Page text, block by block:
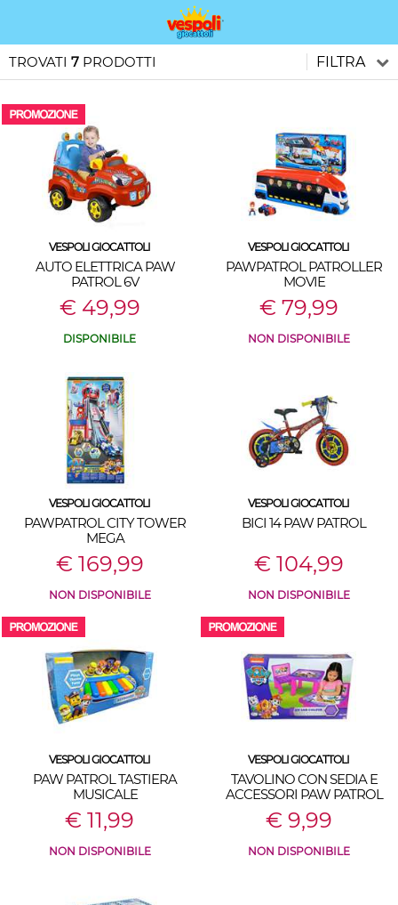
TROVATI 7 PRODOTTI FILTRA
VESPOLI GIOCATTOLI
AUTO ELETTRICA PAW
PATROL 6V
€ 49,99
DISPONIBILE
VESPOLI GIOCATTOLI
PAWPATROL PATROLLER
MOVIE
€ 79,99
NON DISPONIBILE
VESPOLI GIOCATTOLI
PAWPATROL CITY TOWER
MEGA
€ 169,99
NON DISPONIBILE
VESPOLI GIOCATTOLI
BICI 14 PAW PATROL
€ 104,99
NON DISPONIBILE
VESPOLI GIOCATTOLI
PAW PATROL TASTIERA
MUSICALE
€ 11,99
NON DISPONIBILE
VESPOLI GIOCATTOLI
TAVOLINO CON SEDIA E
ACCESSORI PAW PATROL
€ 9,99
NON DISPONIBILE